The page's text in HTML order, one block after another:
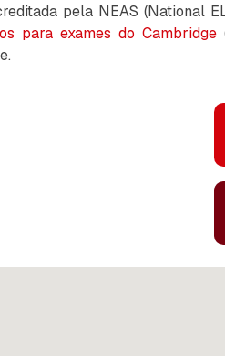
pela NEAS (National
para exames do Cambridge